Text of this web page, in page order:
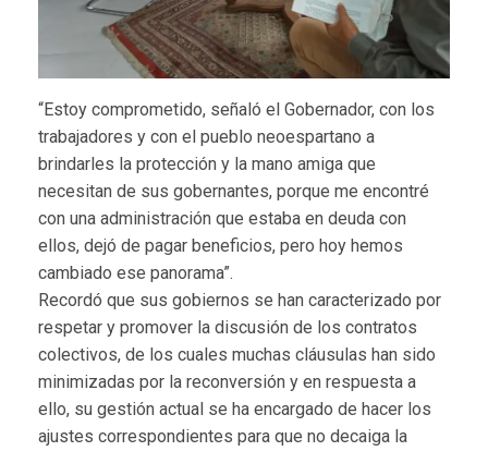
“Estoy comprometido, señaló el Gobernador, con los
trabajadores y con el pueblo neoespartano a
brindarles la protección y la mano amiga que
necesitan de sus gobernantes, porque me encontré
con una administración que estaba en deuda con
ellos, dejó de pagar beneficios, pero hoy hemos
cambiado ese panorama”.
Recordó que sus gobiernos se han caracterizado por
respetar y promover la discusión de los contratos
colectivos, de los cuales muchas cláusulas han sido
minimizadas por la reconversión y en respuesta a
ello, su gestión actual se ha encargado de hacer los
ajustes correspondientes para que no decaiga la